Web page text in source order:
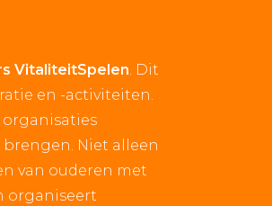
VitaliteitSpelen. Dit
en -activiteiten.
Niet alleen
van ouderen met
organiseert